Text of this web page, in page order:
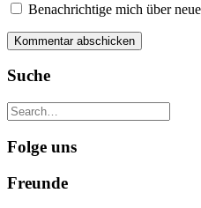
Benachrichtige mich über
Suche
Folge uns
Freunde